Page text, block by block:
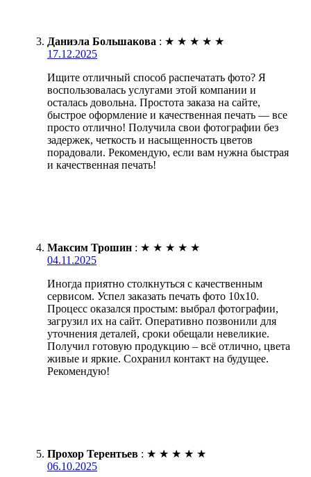
Даниэла Большакова : ★ ★ ★ ★ ★
17.12.2025
Ищите отличный способ распечатать фото? Я
воспользовалась услугами этой компании и
осталась довольна. Простота заказа на сайте,
быстрое оформление и качественная печать — все
просто отлично! Получила свои фотографии без
задержек, четкость и насыщенность цветов
порадовали. Рекомендую, если вам нужна быстрая
и качественная печать!
Максим Трошин : ★ ★ ★ ★ ★
04.11.2025
Иногда приятно столкнуться с качественным
сервисом. Успел заказать печать фото 10х10.
Процесс оказался простым: выбрал фотографии,
загрузил их на сайт. Оперативно позвонили для
уточнения деталей, сроки обещали невеликие.
Получил готовую продукцию – всё отлично, цвета
живые и яркие. Сохранил контакт на будущее.
Рекомендую!
Прохор Терентьев : ★ ★ ★ ★ ★
06.10.2025